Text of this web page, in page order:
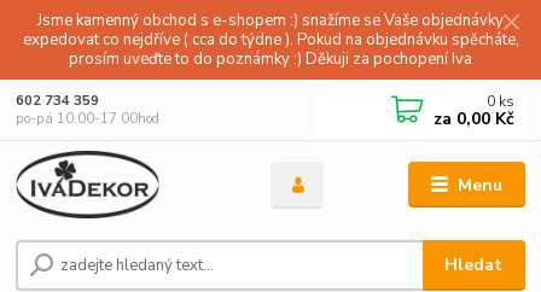
Jsme kamenný obchod s e-shopem :) snažíme se Vaše objednávky
expedovat co nejdříve ( cca do týdne ). Pokud na objednávku spěcháte,
prosím uveďte to do poznámky :) Děkuji za pochopení Iva
Menu
Hledat
602 734 359
po-pá 10.00-17.00hod
0 ks
za 0,00 Kč